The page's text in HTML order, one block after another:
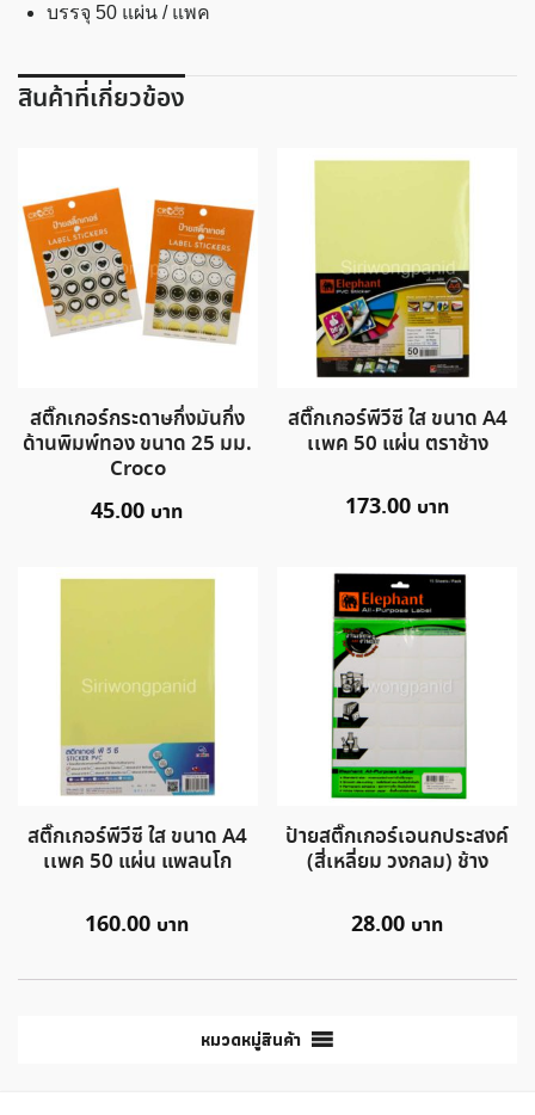
บรรจุ 50 แผ่น / แพค
สินค้าที่เกี่ยวข้อง
สติ๊กเกอร์กระดาษกึ่งมันกึ่ง
ด้านพิมพ์ทอง ขนาด 25 มม.
Croco
45.00
สติ๊กเกอร์พีวีซี ใส ขนาด A4
เเพค 50 แผ่น ตราช้าง
173.00
สติ๊กเกอร์พีวีซี ใส ขนาด A4
เเพค 50 แผ่น แพลนโก
160.00
ป้ายสติ๊กเกอร์เอนกประสงค์
(สี่เหลี่ยม วงกลม) ช้าง
28.00
หมวดหมู่สินค้า